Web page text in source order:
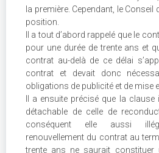
la première. Cependant, le Conseil
position.
Il a tout d’abord rappelé que le
pour une durée de trente ans et
contrat au-delà de ce délai
contrat et devait donc
obligations de publicité et de mise
Il a ensuite précisé que la clause
détachable de celle de
conséquent elle aussi
renouvellement du contrat au
trente ans ne saurait constituer